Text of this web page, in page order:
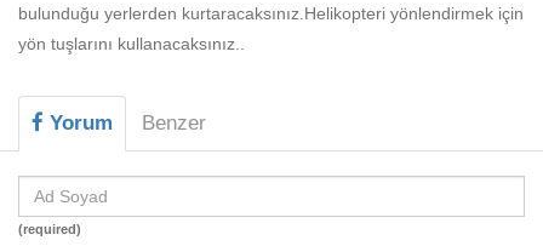
Motor
Komik
Macera
Mario
Oyun
bulunduğu yerlerden kurtaracaksınız.Helikopteri yönlendirmek için
yön tuşlarını kullanacaksınız..
Yorum Benzer
(required)